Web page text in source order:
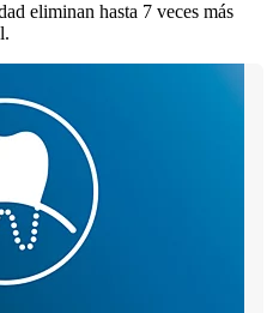
eliminan hasta 7 veces más